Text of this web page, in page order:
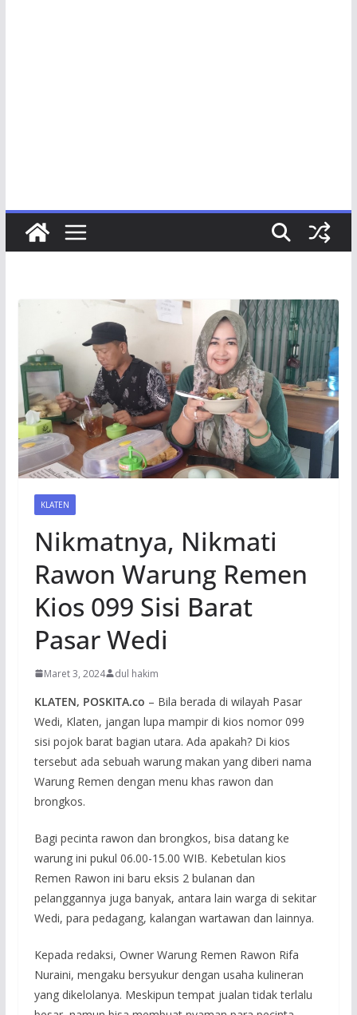
KLATEN
Nikmatnya, Nikmati
Rawon Warung Remen
Kios 099 Sisi Barat
Pasar Wedi
Maret 3, 2024 dul hakim
KLATEN, POSKITA.co – Bila berada di wilayah Pasar
Wedi, Klaten, jangan lupa mampir di kios nomor 099
sisi pojok barat bagian utara. Ada apakah? Di kios
tersebut ada sebuah warung makan yang diberi nama
Warung Remen dengan menu khas rawon dan
brongkos.
Bagi pecinta rawon dan brongkos, bisa datang ke
warung ini pukul 06.00-15.00 WIB. Kebetulan kios
Remen Rawon ini baru eksis 2 bulanan dan
pelanggannya juga banyak, antara lain warga di sekitar
Wedi, para pedagang, kalangan wartawan dan lainnya.
Kepada redaksi, Owner Warung Remen Rawon Rifa
Nuraini, mengaku bersyukur dengan usaha kulineran
yang dikelolanya. Meskipun tempat jualan tidak terlalu